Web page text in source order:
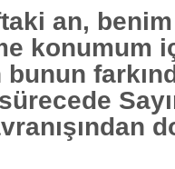
an,
konumum
bunun